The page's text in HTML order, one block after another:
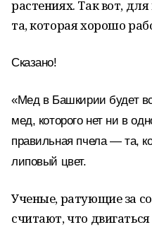
растениях. Так вот,
та, которая хорошо
Сказано!
«Мед в Башкирии будет
мед, которого нет ни в
правильная пчела — та,
липовый цвет.
Ученые, ратующие за
считают, что